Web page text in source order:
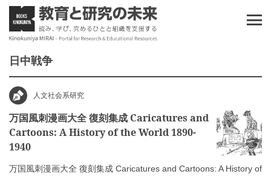
日中戦争
人文社会系研究
万国風刺漫画大全 復刻集成 Caricatures and
Cartoons: A History of the World 1890-
1940
万国風刺漫画大全 復刻集成 Caricatures and Cartoons: A History of